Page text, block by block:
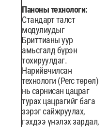
Паноны технологи:
Стандарт талст
модулиудыг
Бриттианы уур
амьсгалд бүрэн
тохируулдаг.
Нарийвчилсан
технологи (Perc төрөл)
нь сарнисан цацраг
турах цацрагийг бага
зэрэг сайжруулах,
гэхдээ үнэлэх зардал,